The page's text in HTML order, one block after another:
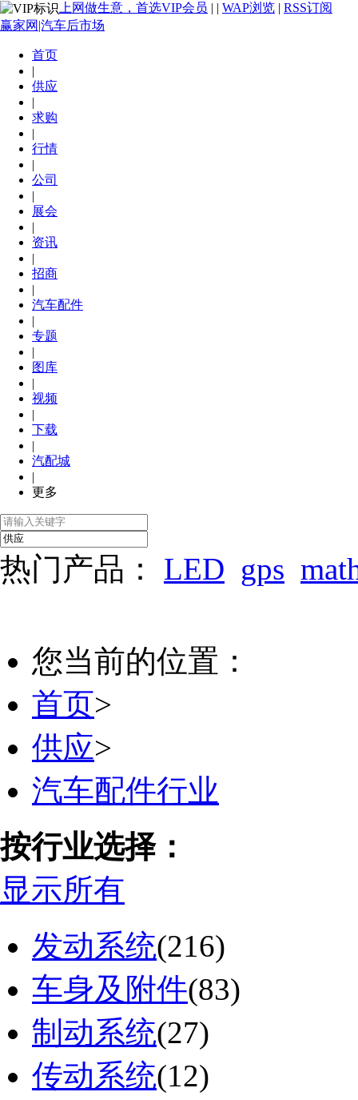
上网做生意，首选VIP会员 | | WAP浏览 | RSS订阅
赢家网|汽车后市场
首页
|
供应
|
求购
|
行情
|
公司
|
展会
|
资讯
|
招商
|
汽车配件
|
专题
|
图库
|
视频
|
下载
|
汽配城
|
更多
热门产品： LED gps
您当前的位置：
首页>
供应>
汽车配件行业
按行业选择：
显示所有
发动系统(216)
车身及附件(83)
制动系统(27)
传动系统(12)